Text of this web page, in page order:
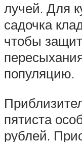
лучей. Для
садочка
чтобы
популяцию.
пятиста
рублей.